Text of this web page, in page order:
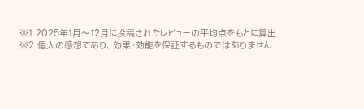
※1 2025年1月〜12月に投稿されたレビューの平均点をもとに算出
※2 個人の感想であり、効果・効能を保証するものではありません